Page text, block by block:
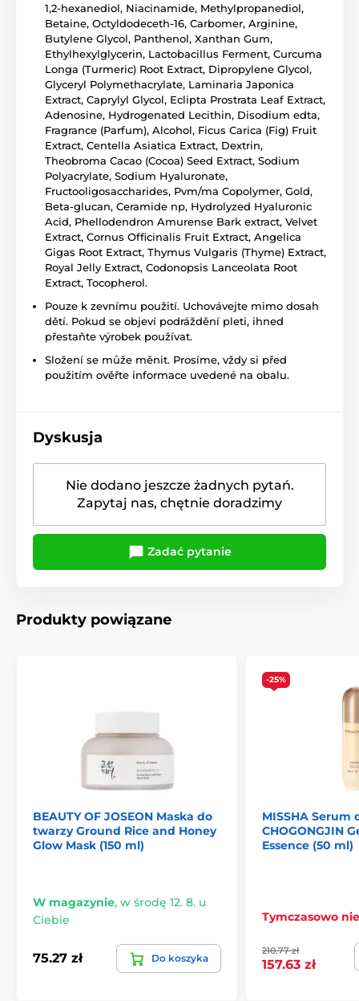
1,2-hexanediol, Niacinamide, Methylpropanediol,
Betaine, Octyldodeceth-16, Carbomer, Arginine,
Butylene Glycol, Panthenol, Xanthan Gum,
Ethylhexylglycerin, Lactobacillus Ferment, Curcuma
Longa (Turmeric) Root Extract, Dipropylene Glycol,
Glyceryl Polymethacrylate, Laminaria Japonica
Extract, Caprylyl Glycol, Eclipta Prostrata Leaf Extract,
Adenosine, Hydrogenated Lecithin, Disodium edta,
Fragrance (Parfum), Alcohol, Ficus Carica (Fig) Fruit
Extract, Centella Asiatica Extract, Dextrin,
Theobroma Cacao (Cocoa) Seed Extract, Sodium
Polyacrylate, Sodium Hyaluronate,
Fructooligosaccharides, Pvm/ma Copolymer, Gold,
Beta-glucan, Ceramide np, Hydrolyzed Hyaluronic
Acid, Phellodendron Amurense Bark extract, Velvet
Extract, Cornus Officinalis Fruit Extract, Angelica
Gigas Root Extract, Thymus Vulgaris (Thyme) Extract,
Royal Jelly Extract, Codonopsis Lanceolata Root
Extract, Tocopherol.
Pouze k zevnímu použití. Uchovávejte mimo dosah
dětí. Pokud se objeví podráždění pleti, ihned
přestaňte výrobek používat.
Složení se může měnit. Prosíme, vždy si před
použitím ověřte informace uvedené na obalu.
Dyskusja
Nie dodano jeszcze żadnych pytań.
Zapytaj nas, chętnie doradzimy
Zadać pytanie
Produkty powiązane
BEAUTY OF JOSEON Maska do
twarzy Ground Rice and Honey
Glow Mask (150 ml)
W magazynie, w środę 12. 8. u
Ciebie
75.27 zł Do koszyka
-25%
MISSHA Serum
CHOGONGJIN
Essence (50 ml)
Tymczasowo
210.77 zł
157.63 zł